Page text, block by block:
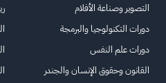
التصوير وصناعة الأفلام
دورات التكنولوجيا والبرمجة
دورات علم النفس
القانون وحقوق الإنسان والجندر